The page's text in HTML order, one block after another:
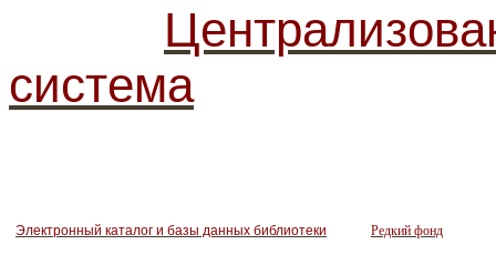
система
Электронный каталог и базы данных библиотеки Редкий фонд